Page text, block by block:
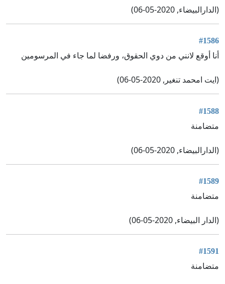
(الدارالبيضاء, 2020-05-06)
#1586
أنا أوقع لانني من دوي الحقوق، ورفضا لما جاء في المرسومين
(ايت امحمد تنغير, 2020-05-06)
#1588
متضامنة
(الدارالبيضاء, 2020-05-06)
#1589
متضامنة
(الدار البيضاء, 2020-05-06)
#1591
متضامنة